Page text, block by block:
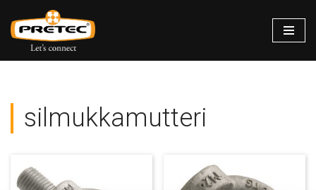
Siirry
suoraan
silmukkamutteri